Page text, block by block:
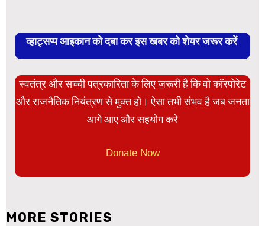
व्हाट्सप्प आइकान को दबा कर इस खबर को शेयर जरूर करें
स्वतंत्र और सच्ची पत्रकारिता के लिए ज़रूरी है कि वो कॉरपोरेट
और राजनैतिक नियंत्रण से मुक्त हो। ऐसा तभी संभव है जब जनता
आगे आए और सहयोग करे
Donate Now
MORE STORIES